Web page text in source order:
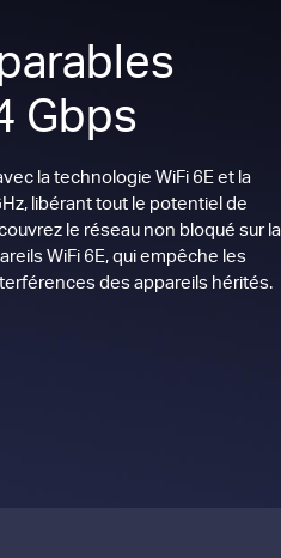
Gbps
la technologie WiFi 6E et la
libérant tout le potentiel de
le réseau non bloqué sur la
WiFi 6E, qui empêche les
des appareils hérités.